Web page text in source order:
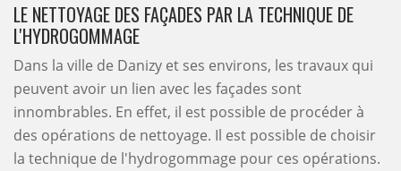
LE NETTOYAGE DES FAÇADES PAR LA TECHNIQUE DE
L'HYDROGOMMAGE
Dans la ville de Danizy et ses environs, les travaux qui
peuvent avoir un lien avec les façades sont
innombrables. En effet, il est possible de procéder à
des opérations de nettoyage. Il est possible de choisir
la technique de l'hydrogommage pour ces opérations.